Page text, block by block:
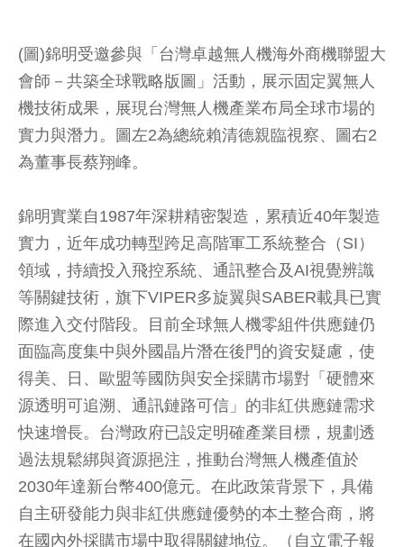
(圖)錦明受邀參與「台灣卓越無人機海外商機聯盟大
會師－共築全球戰略版圖」活動，展示固定翼無人
機技術成果，展現台灣無人機產業布局全球市場的
實力與潛力。圖左2為總統賴清德親臨視察、圖右2
為董事長蔡翔峰。
錦明實業自1987年深耕精密製造，累積近40年製造
實力，近年成功轉型跨足高階軍工系統整合（SI）
領域，持續投入飛控系統、通訊整合及AI視覺辨識
等關鍵技術，旗下VIPER多旋翼與SABER載具已實
際進入交付階段。目前全球無人機零組件供應鏈仍
面臨高度集中與外國晶片潛在後門的資安疑慮，使
得美、日、歐盟等國防與安全採購市場對「硬體來
源透明可追溯、通訊鏈路可信」的非紅供應鏈需求
快速增長。台灣政府已設定明確產業目標，規劃透
過法規鬆綁與資源挹注，推動台灣無人機產值於
2030年達新台幣400億元。在此政策背景下，具備
自主研發能力與非紅供應鏈優勢的本土整合商，將
在國內外採購市場中取得關鍵地位。（自立電子報